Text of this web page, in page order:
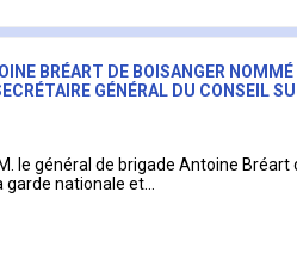
BRÉART DE BOISANGER
GÉNÉRAL DU CONSEIL
le général de brigade Antoine Bréart
nationale et...